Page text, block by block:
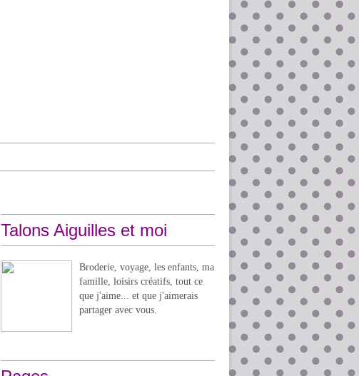
Talons Aiguilles et moi
Broderie, voyage, les enfants, ma
famille, loisirs créatifs, tout ce
que j'aime... et que j'aimerais
partager avec vous.